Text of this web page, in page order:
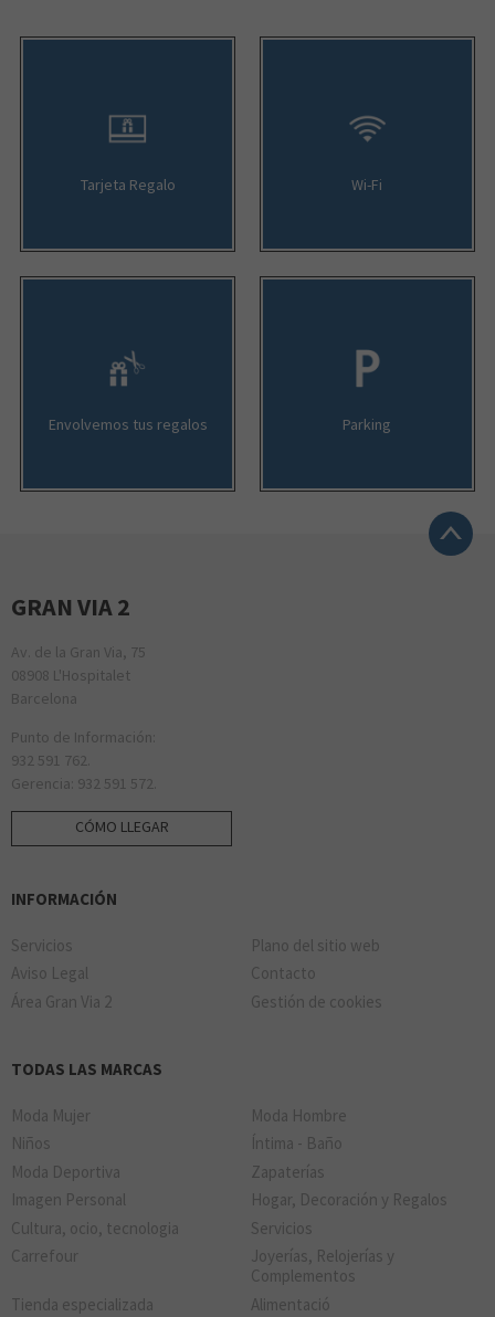
Tarjeta Regalo Wi-Fi
Envolvemos tus regalos Parking
GRAN VIA 2
Av. de la Gran Via, 75
08908 L'Hospitalet
Barcelona
Punto de Información:
932 591 762.
Gerencia: 932 591 572.
CÓMO LLEGAR
INFORMACIÓN
Servicios
Plano del sitio web
Aviso Legal
Contacto
Área Gran Via 2
Gestión de cookies
TODAS LAS MARCAS
Moda Mujer
Moda Hombre
Niños
Íntima - Baño
Moda Deportiva
Zapaterías
Imagen Personal
Hogar, Decoración y Regalos
Cultura, ocio, tecnologia
Servicios
Carrefour
Joyerías, Relojerías y
Complementos
Tienda especializada
Alimentació